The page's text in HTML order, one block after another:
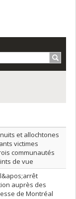
et allochtones
victimes
communautés
de vue
auprès des
de Montréal